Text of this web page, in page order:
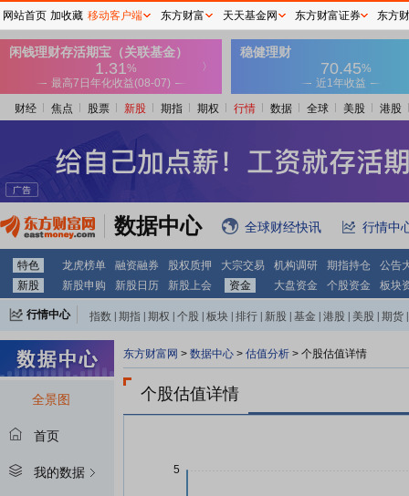
财经 焦点 股票 新股 期指 期权 行情 数据 全球 美股 港股
数据中心 全球财经快讯 行情中
特色 龙虎榜单 融资融券 股权质押 大宗交易 机构调研 期指持仓
公告
新股
新股申购 新股日历 新股上会 资金 大盘资金 个股资金 板块
行情中心 指数 期指 期权 个股 板块 排行 新股 基金 港股 美股 期货
全景图
首页
我的数据
东方财富网 > 数据中心 > 估值分析 > 个股估值详情
个股估值详情
网站首页 加收藏 移动客户端 东方财富 天天基金网 东方财富证券 东方